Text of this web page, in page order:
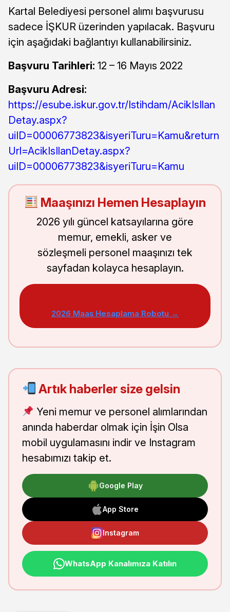
Kartal Belediyesi personel alımı başvurusu
sadece İŞKUR üzerinden yapılacak. Başvuru
için aşağıdaki bağlantıyı kullanabilirsiniz.
Başvuru Tarihleri: 12 – 16 Mayıs 2022
Başvuru Adresi:
https://esube.iskur.gov.tr/Istihdam/AcikIsIlan
Detay.aspx?
uiID=00006773823&isyeriTuru=Kamu&return
Url=AcikIsIlanDetay.aspx?
uiID=00006773823&isyeriTuru=Kamu
Maaşınızı Hemen Hesaplayın
2026 yılı güncel katsayılarına göre
memur, emekli, asker ve
sözleşmeli personel maaşınızı tek
sayfadan kolayca hesaplayın.
2026 Maaş Hesaplama Robotu →
Artık haberler size gelsin
Yeni memur ve personel alımlarından
anında haberdar olmak için İşin Olsa
mobil uygulamasını indir ve Instagram
hesabımızı takip et.
Google Play
App Store
Instagram
WhatsApp Kanalımıza Katılın